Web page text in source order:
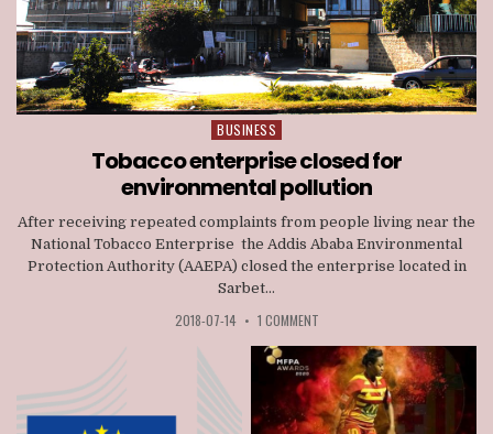
Posted
in
BUSINESS
Tobacco enterprise closed for
environmental pollution
After receiving repeated complaints from people living near the
National Tobacco Enterprise the Addis Ababa Environmental
Protection Authority (AAEPA) closed the enterprise located in
Sarbet...
2018-07-14 • 1 COMMENT